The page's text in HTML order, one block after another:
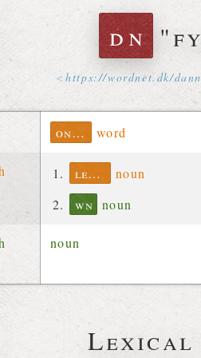
dn
https://wordnet. dk/
ontolex word
lexinfo
noun
wn noun
noun
Lexical